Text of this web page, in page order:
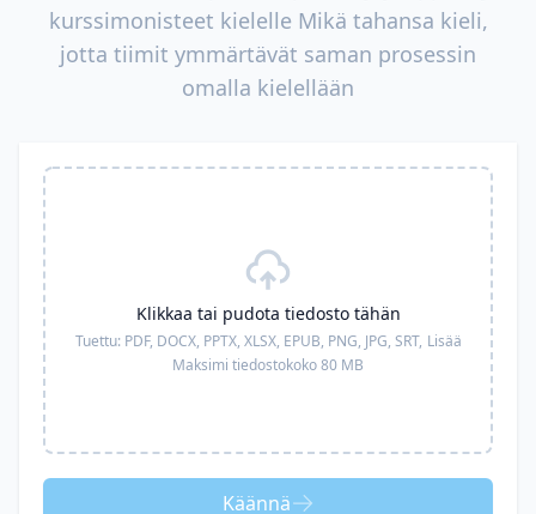
kurssimonisteet kielelle Mikä tahansa kieli,
jotta tiimit ymmärtävät saman prosessin
omalla kielellään
Klikkaa tai pudota tiedosto tähän
Tuettu: PDF, DOCX, PPTX, XLSX, EPUB, PNG, JPG, SRT, Lisää
Maksimi tiedostokoko 80 MB
Käännä